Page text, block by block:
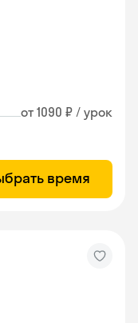
от 1090 ₽ / урок
время